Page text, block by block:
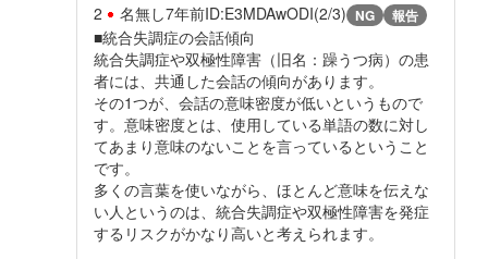
2 名無し7年前ID:E3MDAwODI(2/3) NG 報告
■統合失調症の会話傾向
統合失調症や双極性障害（旧名：躁うつ病）の患
者には、共通した会話の傾向があります。
その1つが、会話の意味密度が低いというもので
す。意味密度とは、使用している単語の数に対し
てあまり意味のないことを言っているということ
です。
多くの言葉を使いながら、ほとんど意味を伝えな
い人というのは、統合失調症や双極性障害を発症
するリスクがかなり高いと考えられます。